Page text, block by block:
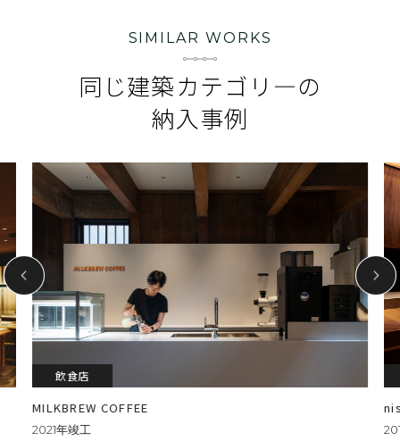
SIMILAR WORKS
同じ建築カテゴリ―の
納入事例
飲食店
MILKBREW COFFEE
2021年竣工